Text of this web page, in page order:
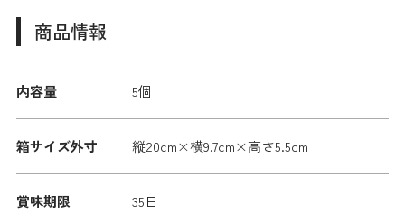
商品情報
内容量 5個
箱サイズ外寸 縦20cm×横9.7cm×高さ5.5cm
賞味期限
35日